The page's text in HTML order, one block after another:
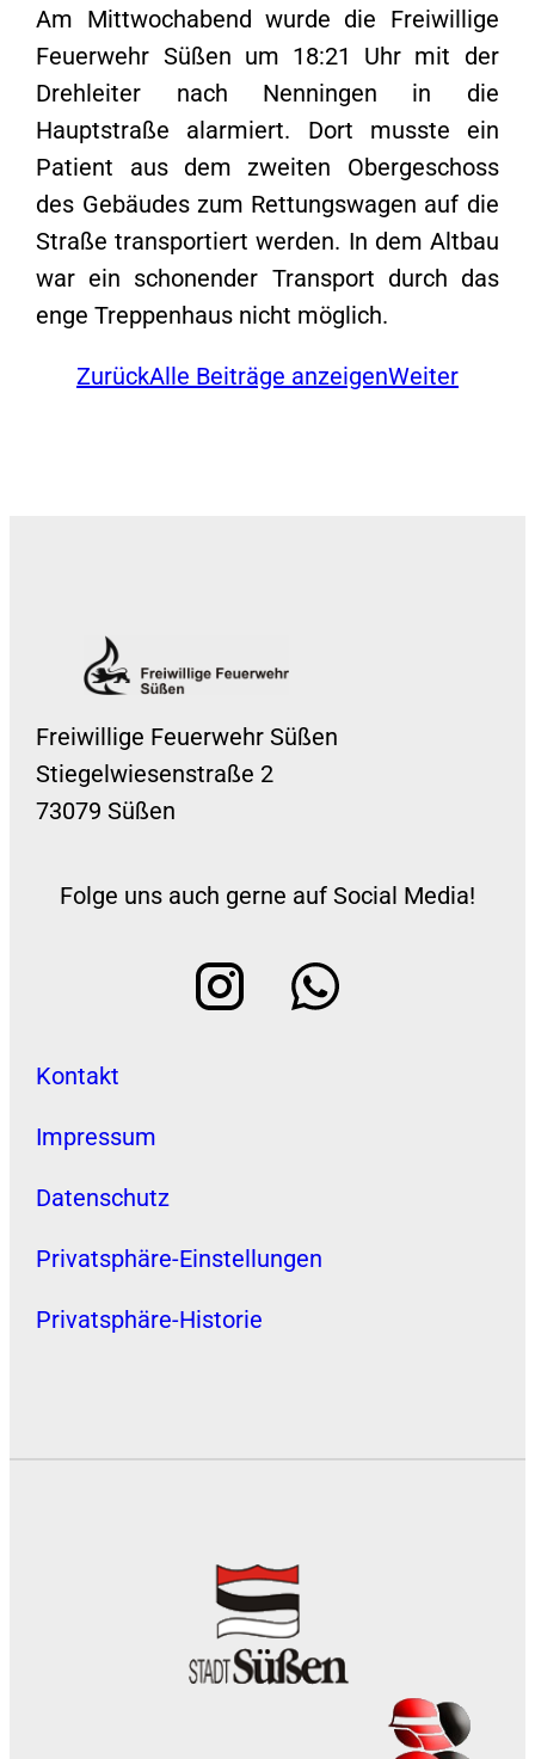
Am Mittwochabend wurde die Freiwillige
Feuerwehr Süßen um 18:21 Uhr mit der
Drehleiter nach Nenningen in die
Hauptstraße alarmiert. Dort musste ein
Patient aus dem zweiten Obergeschoss
des Gebäudes zum Rettungswagen auf die
Straße transportiert werden. In dem Altbau
war ein schonender Transport durch das
enge Treppenhaus nicht möglich.
ZurückAlle Beiträge anzeigenWeiter
Freiwillige Feuerwehr Süßen
Stiegelwiesenstraße 2
73079 Süßen
Folge uns auch gerne auf Social Media!
Kontakt
Impressum
Datenschutz
Privatsphäre-Einstellungen
Privatsphäre-Historie